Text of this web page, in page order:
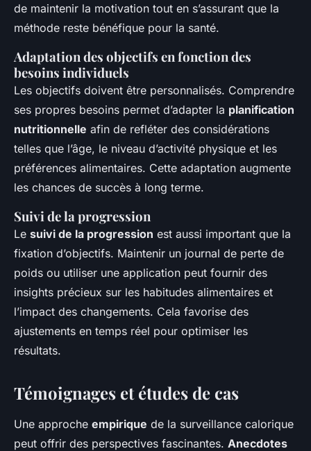
de maintenir la motivation tout en s’assurant que la
méthode reste bénéfique pour la santé.
Adaptation des objectifs en fonction des
besoins individuels
Les objectifs doivent être personnalisés. Comprendre
ses propres besoins permet d’adapter la planification
nutritionnelle afin de refléter des considérations
telles que l’âge, le niveau d’activité physique et les
préférences alimentaires. Cette adaptation augmente
les chances de succès à long terme.
Suivi de la progression
Le suivi de la progression est aussi important que la
fixation d’objectifs. Maintenir un journal de perte de
poids ou utiliser une application peut fournir des
insights précieux sur les habitudes alimentaires et
l’impact des changements. Cela favorise des
ajustements en temps réel pour optimiser les
résultats.
Témoignages et études de cas
Une approche empirique de la surveillance calorique
peut offrir des perspectives fascinantes. Anecdotes